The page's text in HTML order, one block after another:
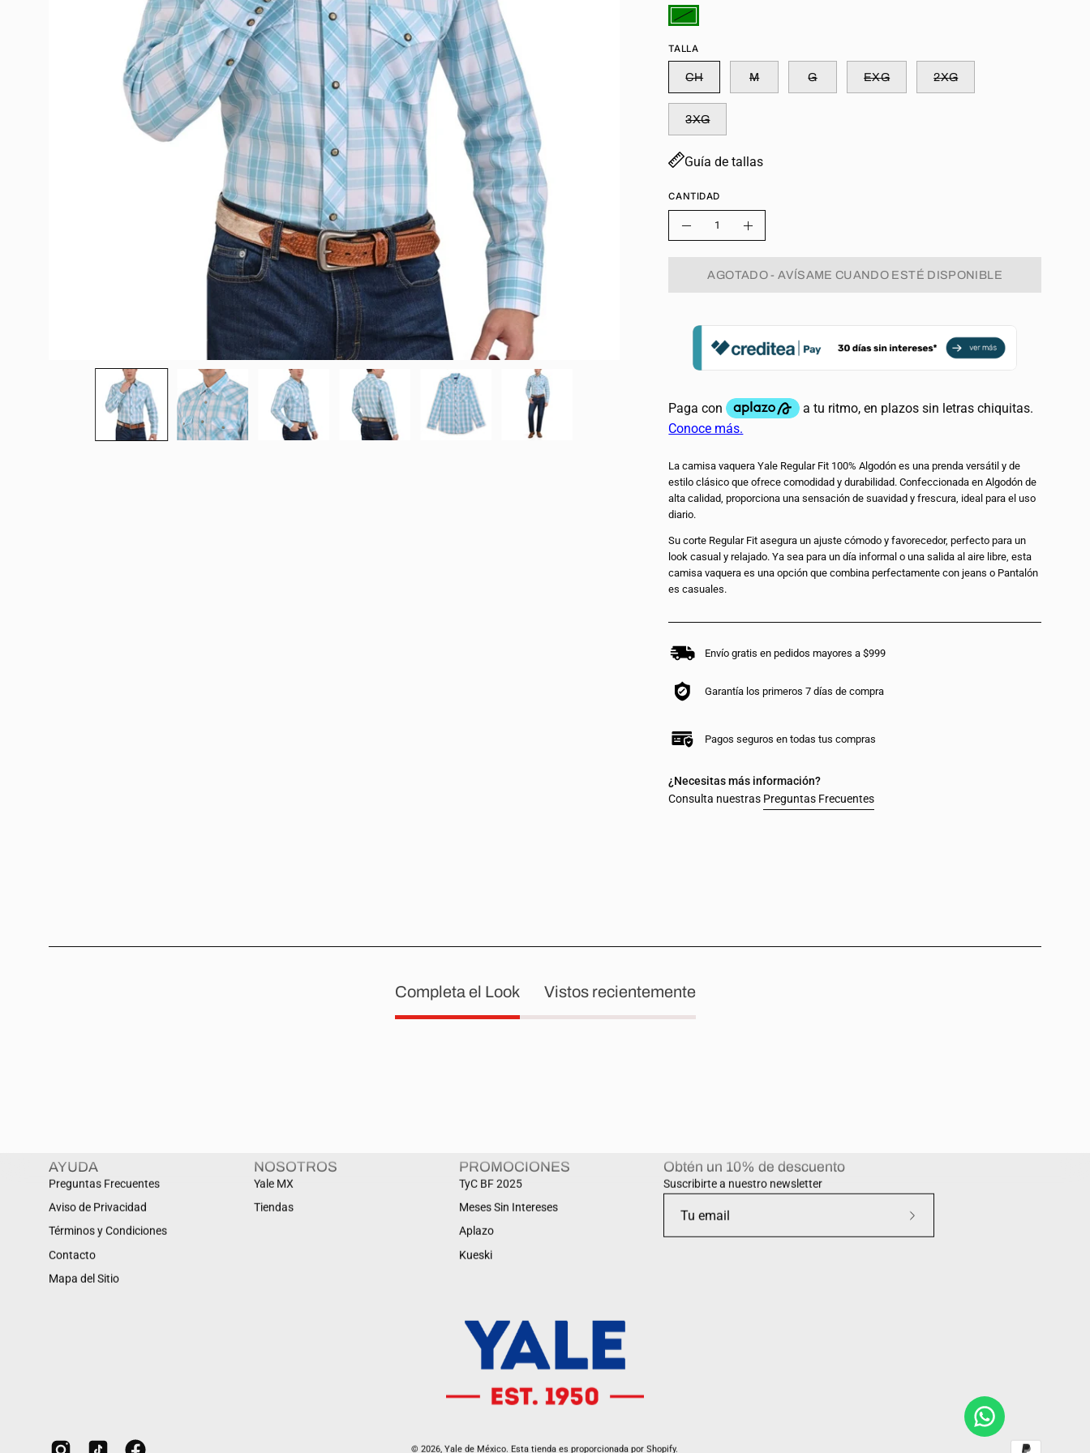
TALLA
CH M G EXG 2XG
3XG
Guía de tallas
CANTIDAD
Cantidad
la
cantidad
Aumentar
la
cantidad
AGOTADO - AVÍSAME CUANDO ESTÉ DISPONIBLE
La camisa vaquera Yale Regular Fit 100% Algodón es una prenda versátil y de
estilo clásico que ofrece comodidad y durabilidad. Confeccionada en Algodón de
alta calidad, proporciona una sensación de suavidad y frescura, ideal para el uso
diario.
Su corte Regular Fit asegura un ajuste cómodo y favorecedor, perfecto para un
look casual y relajado. Ya sea para un día informal o una salida al aire libre, esta
camisa vaquera es una opción que combina perfectamente con jeans o Pantalón
es casuales.
Envío gratis en pedidos mayores a $999
Garantía los primeros 7 días de compra
Pagos seguros en todas tus compras
¿Necesitas más información?
Consulta nuestras Preguntas Frecuentes
Completa el Look Vistos recientemente
AYUDA
Preguntas Frecuentes
Aviso de Privacidad
Términos y Condiciones
Contacto
Mapa del Sitio
NOSOTROS
Yale MX
Tiendas
PROMOCIONES
TyC BF 2025
Meses Sin Intereses
Aplazo
Kueski
Obtén un 10% de descuento
Suscribirte a nuestro newsletter
Suscríbete
© 2026,Yale de México. Esta tienda es proporcionada porShopify.